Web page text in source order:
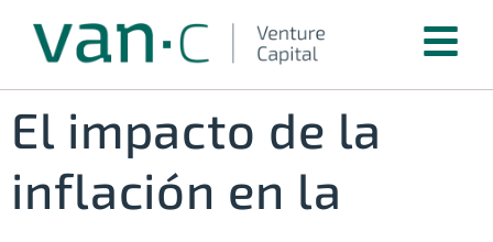
El impacto de la
inflación en la